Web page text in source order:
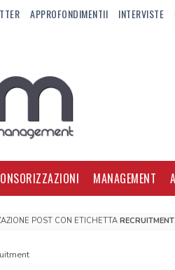
APPROFONDIMENTII INTERVISTE
MANAGEMENT
POST CON ETICHETTA RECRUITMENT.